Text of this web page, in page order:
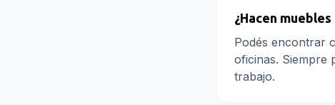
¿Hacen muebles
Podés encontrar
oficinas. Siempre
trabajo.